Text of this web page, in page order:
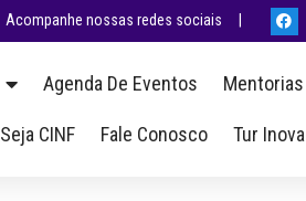
Acompanhe nossas redes sociais |
Agenda De Eventos Mentorias
Seja CINF Fale Conosco Tur Inova